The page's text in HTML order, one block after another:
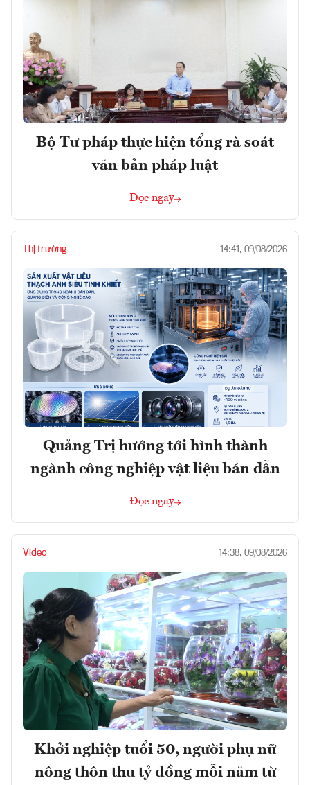
Bộ Tư pháp thực hiện tổng rà soát
văn bản pháp luật
Đọc ngay
Thị trường 14:41, 09/08/2026
Quảng Trị hướng tới hình thành
ngành công nghiệp vật liệu bán dẫn
Đọc ngay
Video 14:38, 09/08/2026
Khởi nghiệp tuổi 50, người phụ nữ
nông thôn thu tỷ đồng mỗi năm từ